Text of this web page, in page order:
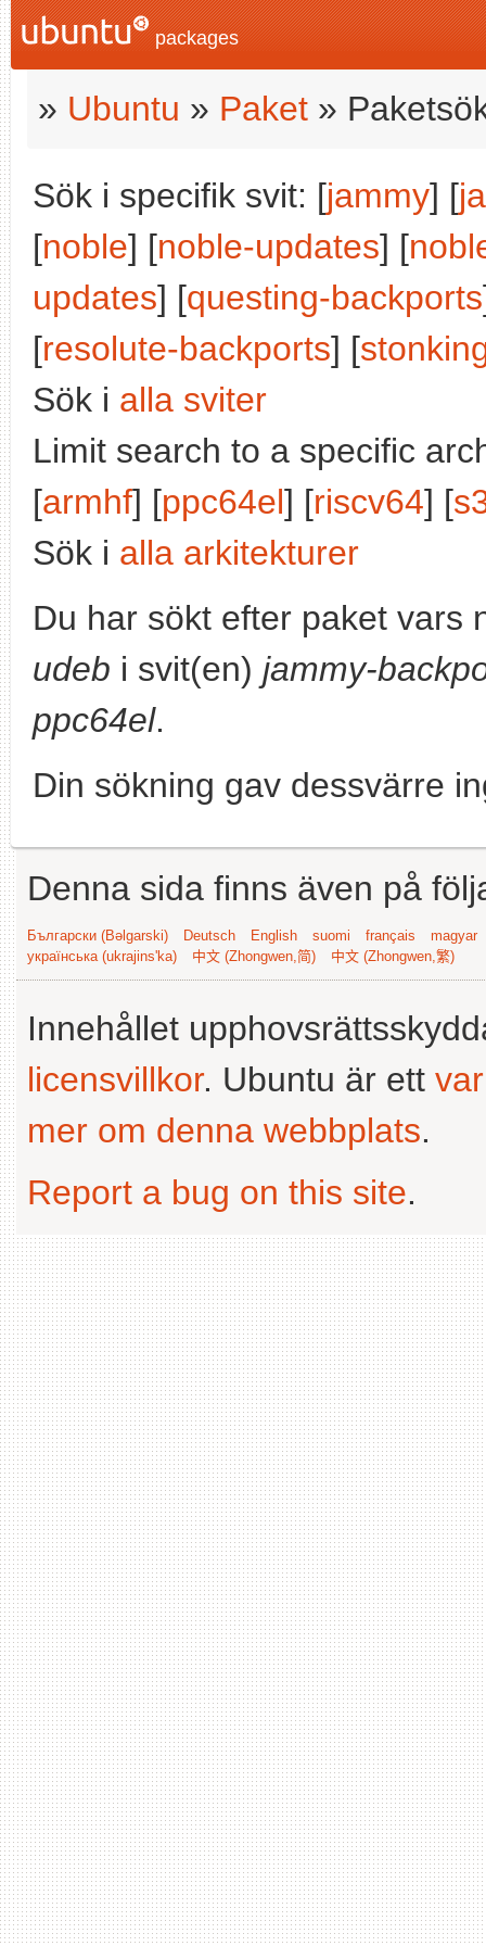
packages
» Ubuntu » Paket »
Sök i specifik svit: [jammy] [
[noble] [noble-updates] [
updates] [questing-backports
[resolute-backports] [
Sök i alla sviter
Limit search to a specific
[armhf] [ppc64el] [riscv64] [
Sök i alla arkitekturer
Du har sökt efter paket vars
udeb i svit(en) jammy-
ppc64el.
Din sökning gav dessvärre
Denna sida finns även på
Български (Bəlgarski) Deutsch English suomi français
magyar
українська (ukrajins'ka)
中文 (Zhongwen,简) 中文 (Zhongwen,繁)
Innehållet
licensvillkor. Ubuntu är ett
mer om denna webbplats.
Report a bug on this site.